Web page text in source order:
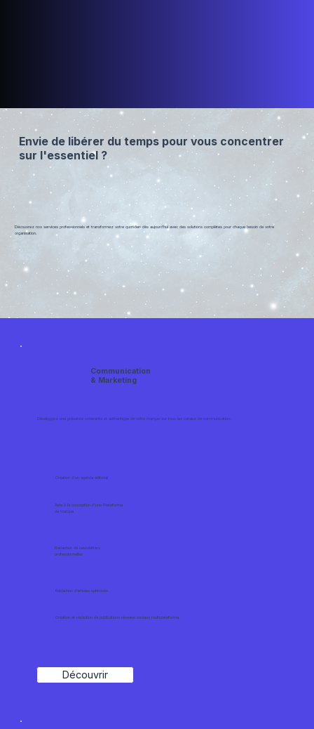
Envie de libérer du temps pour vous concentrer
sur l'essentiel ?
Découvrez nos services professionnels et transformez votre quotidien dès aujourd'hui avec des solutions complètes pour chaque besoin de votre
organisation.
Communication
& Marketing
Développez une présence cohérente et authentique de votre marque sur tous les canaux de communication.
Création d’un agenda éditorial
Aide à la conception d’une Plateforme
de marque
Rédaction de newsletters
professionnelles
Rédaction d'articles optimisés.
Création et rédaction de publications réseaux sociaux multiplateforme.
Découvrir